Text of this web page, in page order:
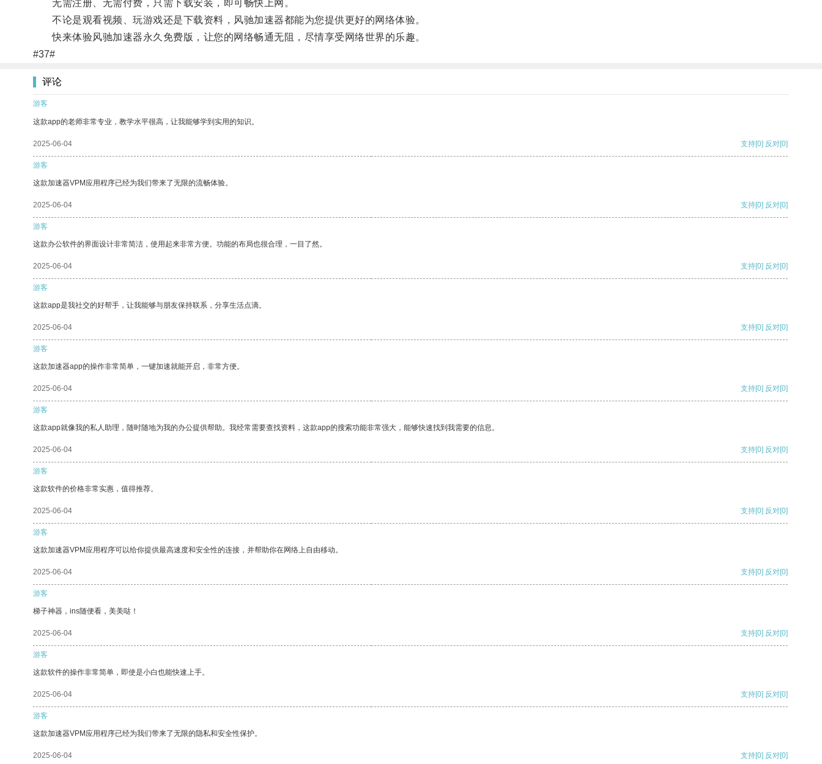
无需注册、无需付费，只需下载安装，即可畅快上网。
不论是观看视频、玩游戏还是下载资料，风驰加速器都能为您提供更好的网络体验。
快来体验风驰加速器永久免费版，让您的网络畅通无阻，尽情享受网络世界的乐趣。
#37#
评论
游客
这款app的老师非常专业，教学水平很高，让我能够学到实用的知识。
2025-06-04 支持[0] 反对[0]
游客
这款加速器VPM应用程序已经为我们带来了无限的流畅体验。
2025-06-04 支持[0] 反对[0]
游客
这款办公软件的界面设计非常简洁，使用起来非常方便。功能的布局也很合理，一目了然。
2025-06-04 支持[0] 反对[0]
游客
这款app是我社交的好帮手，让我能够与朋友保持联系，分享生活点滴。
2025-06-04 支持[0] 反对[0]
游客
这款加速器app的操作非常简单，一键加速就能开启，非常方便。
2025-06-04 支持[0] 反对[0]
游客
这款app就像我的私人助理，随时随地为我的办公提供帮助。我经常需要查找资料，这款app的搜索功能非常强大，能够快速找到我需要的信息。
2025-06-04 支持[0] 反对[0]
游客
这款软件的价格非常实惠，值得推荐。
2025-06-04 支持[0] 反对[0]
游客
这款加速器VPM应用程序可以给你提供最高速度和安全性的连接，并帮助你在网络上自由移动。
2025-06-04 支持[0] 反对[0]
游客
梯子神器，ins随便看，美美哒！
2025-06-04 支持[0] 反对[0]
游客
这款软件的操作非常简单，即使是小白也能快速上手。
2025-06-04 支持[0] 反对[0]
游客
这款加速器VPM应用程序已经为我们带来了无限的隐私和安全性保护。
2025-06-04 支持[0] 反对[0]